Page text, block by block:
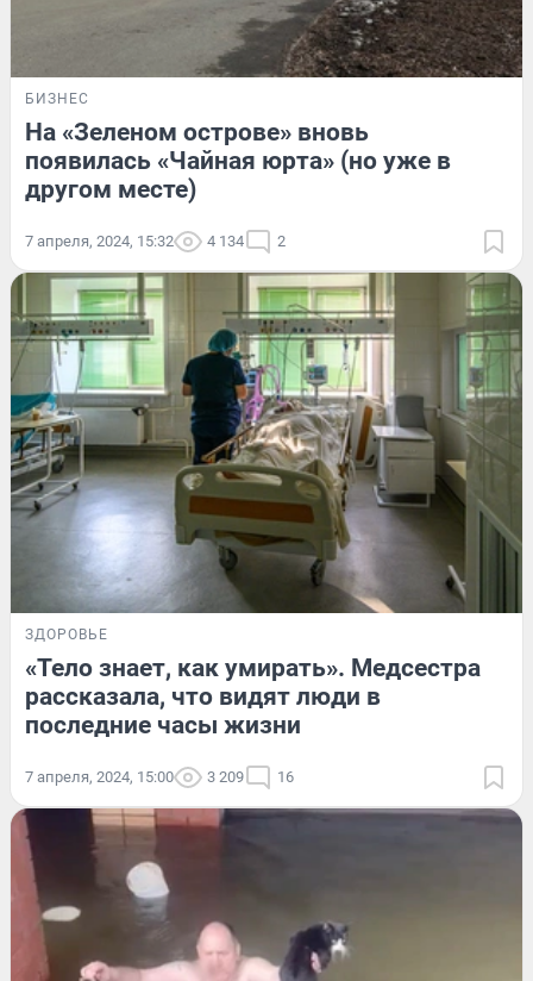
БИЗНЕС
На «Зеленом острове» вновь
появилась «Чайная юрта» (но уже в
другом месте)
7 апреля, 2024, 15:32 4 134 2
ЗДОРОВЬЕ
«Тело знает, как умирать». Медсестра
рассказала, что видят люди в
последние часы жизни
7 апреля, 2024, 15:00 3 209 16